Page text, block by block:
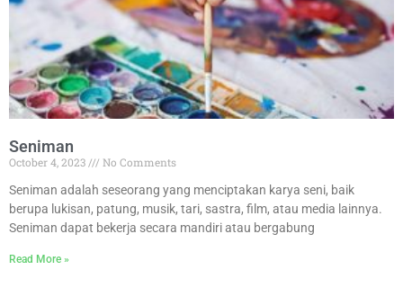
Seniman
October 4, 2023
No Comments
Seniman adalah seseorang yang menciptakan karya seni, baik
berupa lukisan, patung, musik, tari, sastra, film, atau media lainnya.
Seniman dapat bekerja secara mandiri atau bergabung
Read More »